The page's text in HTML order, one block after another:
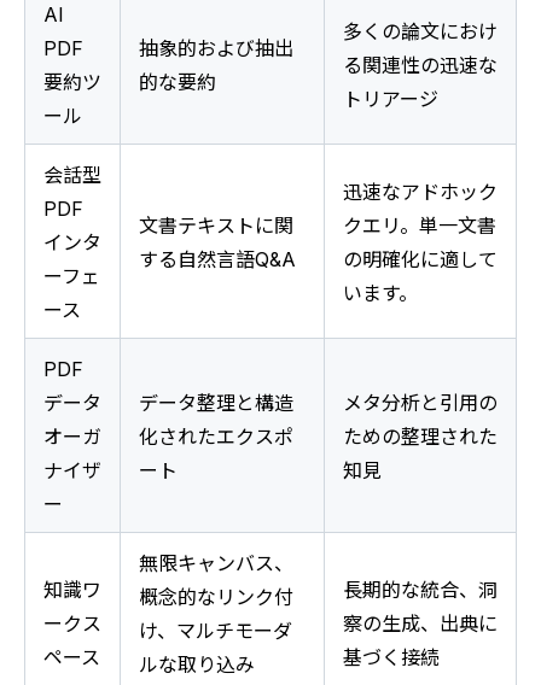
AI
PDF
要約ツ
ール
抽象的および抽出
的な要約
多くの論文におけ
る関連性の迅速な
トリアージ
会話型
PDF
インタ
ーフェ
ース
文書テキストに関
する自然言語Q&A
迅速なアドホック
クエリ。単一文書
の明確化に適して
います。
PDF
データ
オーガ
ナイザ
ー
データ整理と構造
化されたエクスポ
ート
メタ分析と引用の
ための整理された
知見
知識ワ
ークス
ペース
無限キャンバス、
概念的なリンク付
け、マルチモーダ
ルな取り込み
長期的な統合、洞
察の生成、出典に
基づく接続